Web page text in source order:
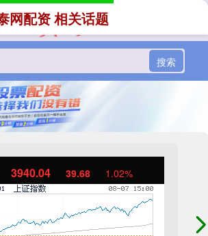
搜索
3940.04 39.68 1.02%
网配资 相关话题